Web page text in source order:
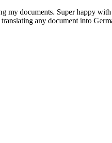
my documents. Super happy
any document into